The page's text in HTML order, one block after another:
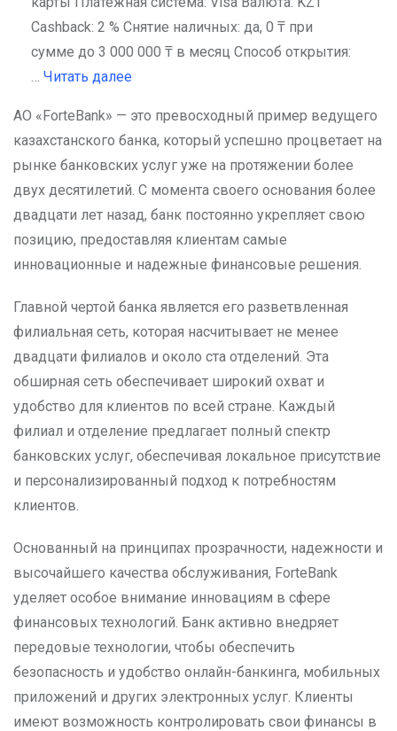
Cashback: 2 % Снятие наличных: да, 0 ₸ при
сумме до 3 000 000 ₸ в месяц Способ открытия:
Читать далее
АО «ForteBank» — это превосходный пример ведущего
казахстанского банка, который успешно процветает на
рынке банковских услуг уже на протяжении более
двух десятилетий. С момента своего основания более
двадцати лет назад, банк постоянно укрепляет свою
позицию, предоставляя клиентам самые
инновационные и надежные финансовые решения.
Главной чертой банка является его разветвленная
филиальная сеть, которая насчитывает не менее
двадцати филиалов и около ста отделений. Эта
обширная сеть обеспечивает широкий охват и
удобство для клиентов по всей стране. Каждый
филиал и отделение предлагает полный спектр
банковских услуг, обеспечивая локальное присутствие
и персонализированный подход к потребностям
клиентов.
Основанный на принципах прозрачности, надежности и
высочайшего качества обслуживания, ForteBank
уделяет особое внимание инновациям в сфере
финансовых технологий. Банк активно внедряет
передовые технологии, чтобы обеспечить
безопасность и удобство онлайн-банкинга, мобильных
приложений и других электронных услуг. Клиенты
имеют возможность контролировать свои финансы в